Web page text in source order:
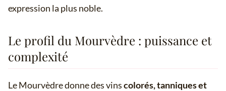
expression la plus noble.
Le profil du Mourvèdre : puissance et
complexité
Le Mourvèdre donne des vinscolorés, tanniques et